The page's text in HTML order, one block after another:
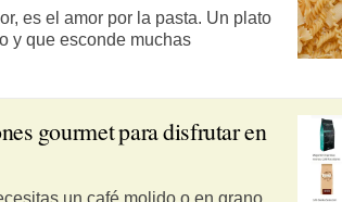
es el amor por la pasta. Un plato
y que esconde muchas
gourmet para disfrutar en
un café molido o en grano